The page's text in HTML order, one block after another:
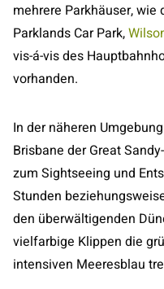
mehrere Parkhäuser, wie
Parklands Car Park,
vis-á-vis des
vorhanden.
In der näheren
Brisbane der Great
zum Sightseeing und
Stunden
den überwältigenden
vielfarbige Klippen die
intensiven Meeresblau